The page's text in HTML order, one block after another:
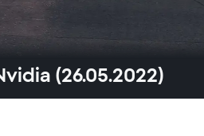
(26.05.2022)